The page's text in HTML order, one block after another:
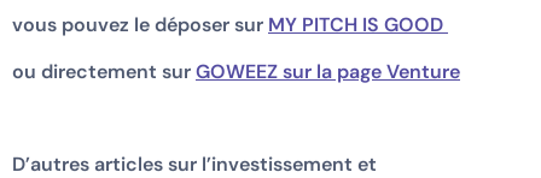
vous pouvez le déposer sur MY PITCH IS GOOD
ou directement surGOWEEZ sur la page Venture
D’autres articles sur l’investissement et